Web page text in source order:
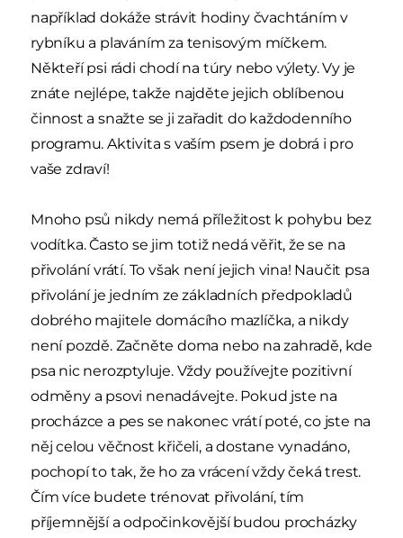
například dokáže strávit hodiny čvachtáním v
rybníku a plaváním za tenisovým míčkem.
Někteří psi rádi chodí na túry nebo výlety. Vy je
znáte nejlépe, takže najděte jejich oblíbenou
činnost a snažte se ji zařadit do každodenního
programu. Aktivita s vaším psem je dobrá i pro
vaše zdraví!
Mnoho psů nikdy nemá příležitost k pohybu bez
vodítka. Často se jim totiž nedá věřit, že se na
přivolání vrátí. To však není jejich vina! Naučit psa
přivolání je jedním ze základních předpokladů
dobrého majitele domácího mazlíčka, a nikdy
není pozdě. Začněte doma nebo na zahradě, kde
psa nic nerozptyluje. Vždy používejte pozitivní
odměny a psovi nenadávejte. Pokud jste na
procházce a pes se nakonec vrátí poté, co jste na
něj celou věčnost křičeli, a dostane vynadáno,
pochopí to tak, že ho za vrácení vždy čeká trest.
Čím více budete trénovat přivolání, tím
příjemnější a odpočinkovější budou procházky